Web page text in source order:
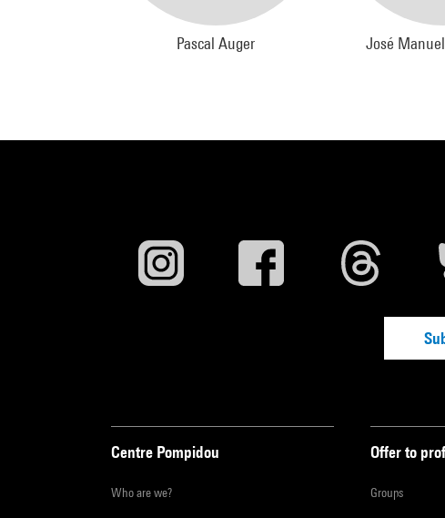
Pascal Auger José
Centre Pompidou
Who are we?
Offer to
Groups